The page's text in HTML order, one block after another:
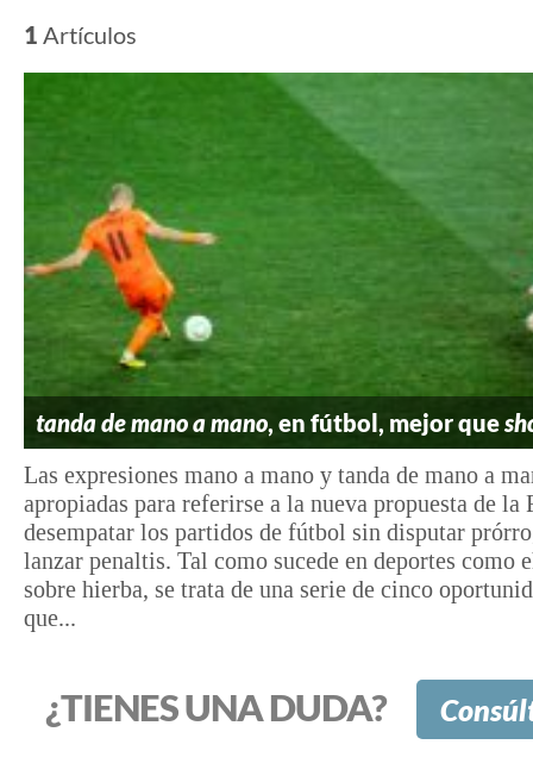
1 Artículos
tanda de mano a mano, en fútbol, mejor que
Las expresiones mano a mano y tanda de mano a
apropiadas para referirse a la nueva propuesta de la
desempatar los partidos de fútbol sin disputar
lanzar penaltis. Tal como sucede en deportes como
sobre hierba, se trata de una serie de cinco
que...
¿TIENES UNA DUDA?